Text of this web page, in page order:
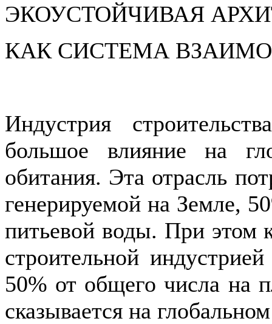
ЭКОУСТОЙЧИВАЯ
КАК СИСТЕМА
Индустрия
большое влияние на
обитания. Эта отрасль
генерируемой на Земле,
питьевой воды. При этом
строительной
50% от общего числа на
сказывается на